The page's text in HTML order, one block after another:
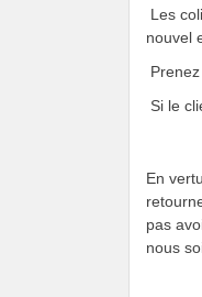
Les
nouvel
Si le
En
pas
nous